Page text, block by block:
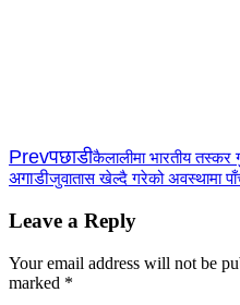
Prevपछाडीकैलालीमा भारतीय
अगाडीजुवातास खेल्दै गरेको अवस्थामा
Leave a Reply
Your email address will not be
marked *